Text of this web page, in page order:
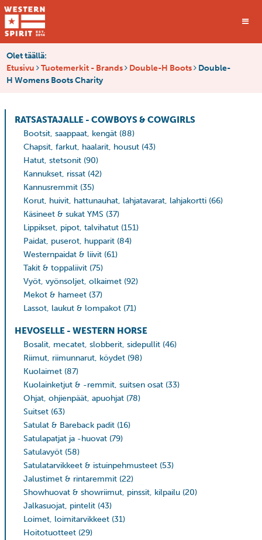
Olet täällä:
Etusivu
Tuotemerkit - Brands Double-H Boots
Double-
H Womens Boots Charity
RATSASTAJALLE - COWBOYS & COWGIRLS
Bootsit, saappaat, kengät (88)
Chapsit, farkut, haalarit, housut (43)
Hatut, stetsonit (90)
Kannukset, rissat (42)
Kannusremmit (35)
Korut, huivit, hattunauhat, lahjatavarat, lahjakortti (66)
Käsineet & sukat YMS (37)
Lippikset, pipot, talvihatut (151)
Paidat, puserot, hupparit (84)
Westernpaidat & liivit (61)
Takit & toppaliivit (75)
Vyöt, vyönsoljet, olkaimet (92)
Mekot & hameet (37)
Lassot, laukut & lompakot (71)
HEVOSELLE - WESTERN HORSE
Bosalit, mecatet, slobberit, sidepullit (46)
Riimut, riimunnarut, köydet (98)
Kuolaimet (87)
Kuolainketjut & -remmit, suitsen osat (33)
Ohjat, ohjienpäät, apuohjat (78)
Suitset (63)
Satulat & Bareback padit (16)
Satulapatjat ja -huovat (79)
Satulavyöt (58)
Satulatarvikkeet & istuinpehmusteet (53)
Jalustimet & rintaremmit (22)
Showhuovat & showriimut, pinssit, kilpailu (20)
Jalkasuojat, pintelit (43)
Loimet, loimitarvikkeet (31)
Hoitotuotteet (29)